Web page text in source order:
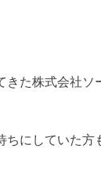
た株式会社
にしていた